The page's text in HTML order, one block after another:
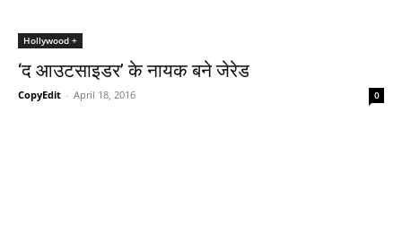
Hollywood +
‘द आउटसाइडर’ के नायक बने जेरेड
CopyEdit - April 18, 2016 0